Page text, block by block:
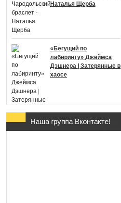
Наталья Щерба
«Бегущий по
лабиринту» Джеймса
Дэшнера | Затерянные в
хаосе
Гарри Поттер и Дары
Наша группа Вконтакте!